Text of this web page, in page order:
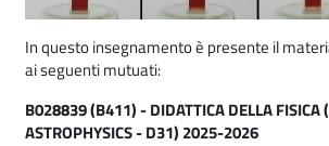
In questo insegnamento è presente il
ai seguenti mutuati:
B028839 (B411) - DIDATTICA DELLA FISICA
ASTROPHYSICS - D31) 2025-2026